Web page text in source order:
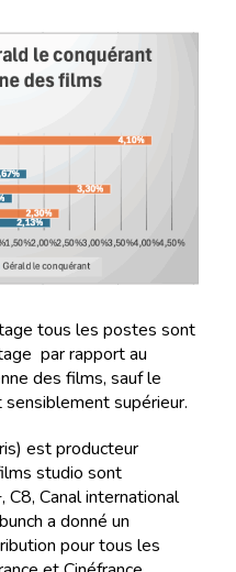
tous les postes sont
par rapport au
des films, sauf le
supérieur.
est producteur
studio sont
C8, Canal international
a donné un
pour tous les